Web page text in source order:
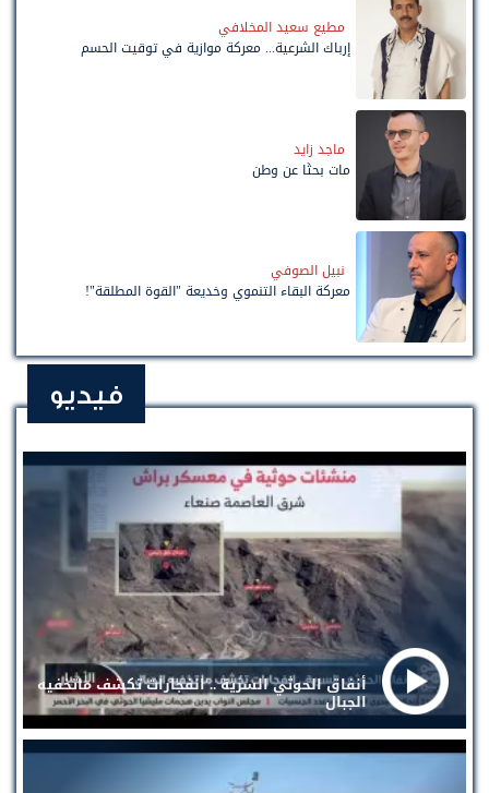
مطيع سعيد المخلافي
إرباك الشرعية... معركة موازية في توقيت الحسم
ماجد زايد
مات بحثًا عن وطن
نبيل الصوفي
معركة البقاء التنموي وخديعة "القوة المطلقة"!
فيديو
أنفاق الحوثي السرية .. انفجارات تكشف ماتخفيه
الجبال